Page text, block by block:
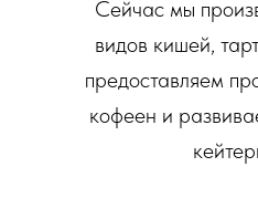
Сейчас мы
видов кишей,
предоставляем
кофеен и